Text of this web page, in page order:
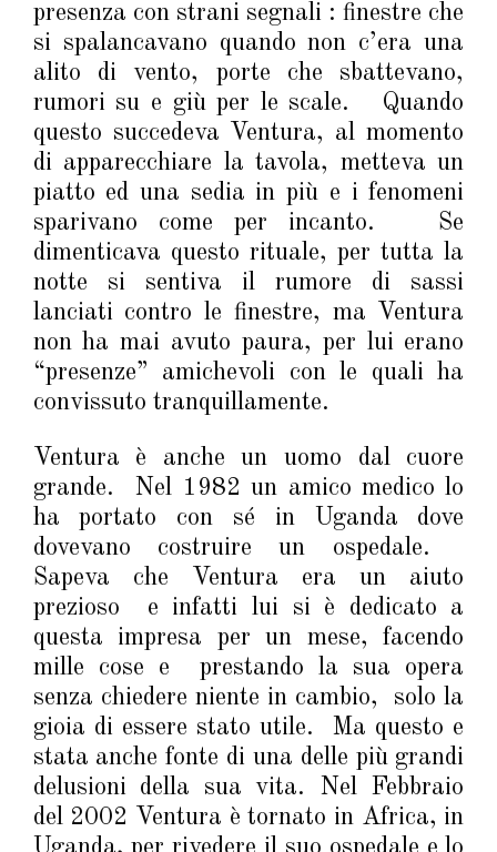
presenza con strani segnali : finestre che
si spalancavano quando non c’era una
alito di vento, porte che sbattevano,
rumori su e giù per le scale. Quando
questo succedeva Ventura, al momento
di apparecchiare la tavola, metteva un
piatto ed una sedia in più e i fenomeni
sparivano come per incanto. Se
dimenticava questo rituale, per tutta la
notte si sentiva il rumore di sassi
lanciati contro le finestre, ma Ventura
non ha mai avuto paura, per lui erano
“presenze” amichevoli con le quali ha
convissuto tranquillamente.
Ventura è anche un uomo dal cuore
grande. Nel 1982 un amico medico lo
ha portato con sé in Uganda dove
dovevano costruire un ospedale.
Sapeva che Ventura era un aiuto
prezioso e infatti lui si è dedicato a
questa impresa per un mese, facendo
mille cose e prestando la sua opera
senza chiedere niente in cambio, solo la
gioia di essere stato utile. Ma questo e
stata anche fonte di una delle più grandi
delusioni della sua vita. Nel Febbraio
del 2002 Ventura è tornato in Africa, in
Uganda, per rivedere il suo ospedale e lo